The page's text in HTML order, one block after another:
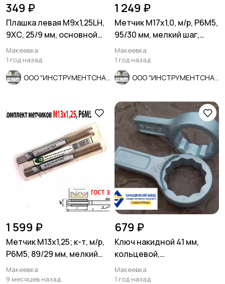
349 ₽
Плашка левая М9х1,25LH,
9ХС, 25/9 мм, основной
шаг, ГОСТ 9740-71.
Макеевка
1 год назад
1 249 ₽
Метчик М17х1,0, м/р, Р6М5,
95/30 мм, мелкий шаг,
прох, ГОСТ 3266-81.
Макеевка
1 год назад
1 599 ₽
Метчик М13х1,25; к-т, м/р,
Р6М5, 89/29 мм, мелкий
шаг, ГОСТ 3266-81
Макеевка
9 месяцев назад
679 ₽
Ключ накидной 41 мм,
кольцевой,
односторонний,
укороченный, оцинкованн
Макеевка
1 год назад